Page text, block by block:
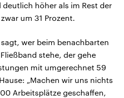
höher als im Rest der
um 31 Prozent.
wer beim benachbarten
stehe, der gehe
mit umgerechnet 59
„Machen wir uns nichts
Arbeitsplätze geschaffen,